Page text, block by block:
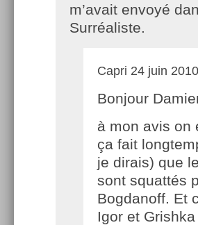
m’avait envoyé
Surréaliste.
Capri 24 juin
Bonjour
à mon avis on
ça fait
je dirais) que
sont squattés
Bogdanoff. Et
Igor et